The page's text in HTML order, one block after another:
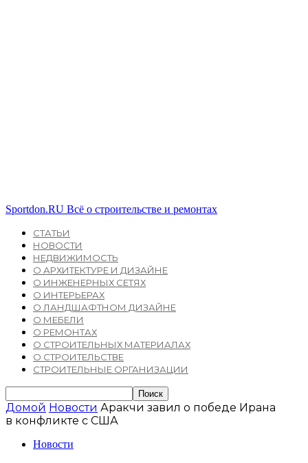
Sportdon.RU Всё о строительстве и ремонтах
СТАТЬИ
НОВОСТИ
НЕДВИЖИМОСТЬ
О АРХИТЕКТУРЕ И ДИЗАЙНЕ
О ИНЖЕНЕРНЫХ СЕТЯХ
О ИНТЕРЬЕРАХ
О ЛАНДШАФТНОМ ДИЗАЙНЕ
О МЕБЕЛИ
О РЕМОНТАХ
О СТРОИТЕЛЬНЫХ МАТЕРИАЛАХ
О СТРОИТЕЛЬСТВЕ
СТРОИТЕЛЬНЫЕ ОРГАНИЗАЦИИ
Домой Новости Аракчи завил о победе Ирана
в конфликте с США
Новости